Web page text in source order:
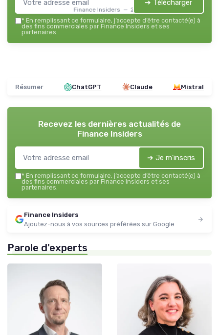
Finance Insiders — 2026
➔ Télécharger
* En remplissant ce formulaire, j’accepte d’être contacté(e) à
des fins commerciales par Finance Insiders et ses
partenaires.
Résumer ChatGPT Claude Mistral
Recevez les dernières actualités de
Finance Insiders
➔ Je m'inscris
* En remplissant ce formulaire, j’accepte d’être contacté(e) à
des fins commerciales par Finance Insiders et ses
partenaires.
Finance Insiders
Ajoutez-nous à vos sources préférées sur Google
Parole d'experts